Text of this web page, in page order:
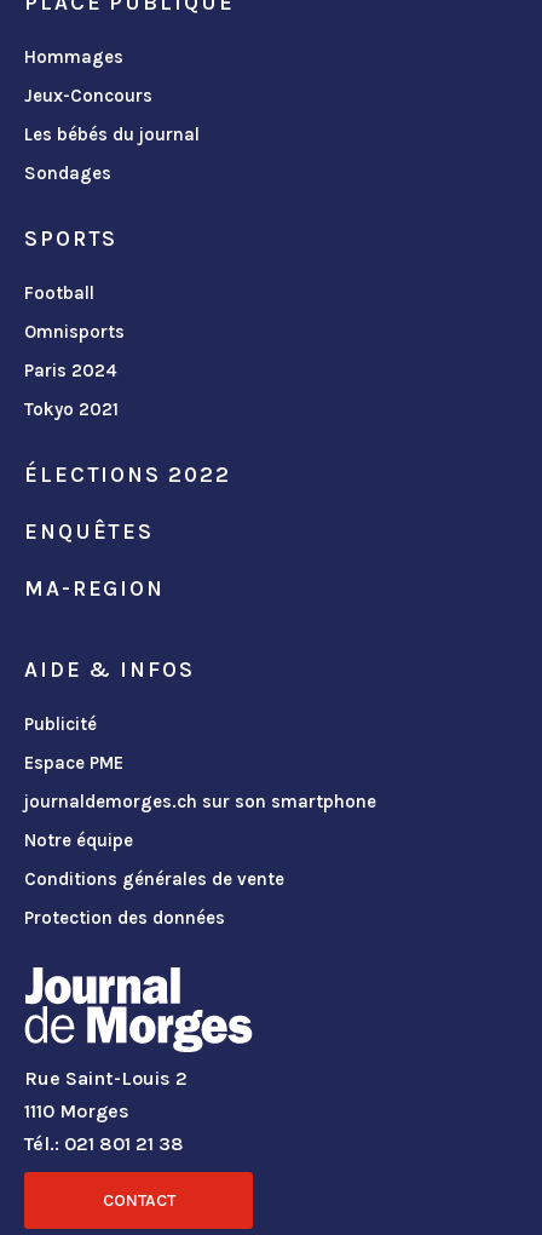
Hommages
Jeux-Concours
Les bébés du journal
Sondages
SPORTS
Football
Omnisports
Paris 2024
Tokyo 2021
ÉLECTIONS 2022
ENQUÊTES
MA-REGION
AIDE & INFOS
Publicité
Espace PME
journaldemorges.ch sur son smartphone
Notre équipe
Conditions générales de vente
Protection des données
Rue Saint-Louis 2
1110 Morges
Tél.: 021 801 21 38
CONTACT